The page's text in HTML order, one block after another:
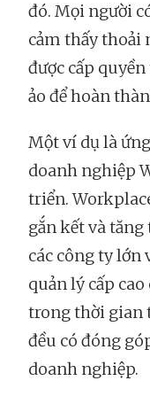
đó. Mọi người
cảm thấy thoải
được cấp
ảo để hoàn
Một ví dụ là
doanh nghiệp
triển.
gắn kết và
các công ty lớn
quản lý cấp
trong thời gian
đều có đóng
doanh nghiệp.